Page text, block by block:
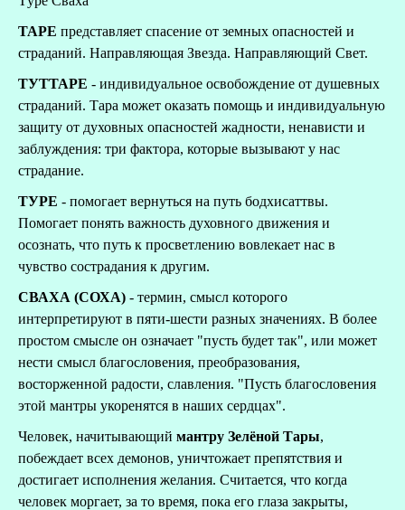
ТАРЕ представляет спасение от земных опасностей и
страданий. Направляющая Звезда. Направляющий Свет.
TУТТАРЕ - индивидуальное освобождение от душевных
страданий. Тара может оказать помощь и индивидуальную
защиту от духовных опасностей жадности, ненависти и
заблуждения: три фактора, которые вызывают у нас
страдание.
TУРЕ - помогает вернуться на путь бодхисаттвы.
Помогает понять важность духовного движения и
осознать, что путь к просветлению вовлекает нас в
чувство сострадания к другим.
СВАХА (СОХА) - термин, смысл которого
интерпретируют в пяти-шести разных значениях. В более
простом смысле он означает "пусть будет так", или может
нести смысл благословения, преобразования,
восторженной радости, славления. "Пусть благословения
этой мантры укоренятся в наших сердцах".
Человек, начитывающий мантру Зелёной Тары,
побеждает всех демонов, уничтожает препятствия и
достигает исполнения желания. Считается, что когда
человек моргает, за то время, пока его глаза закрыты,